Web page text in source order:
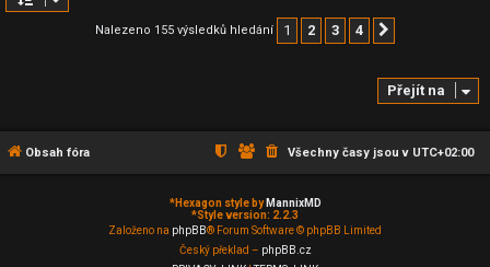
Nalezeno 155 výsledků hledání 1 2 3 4
Přejít na
Obsah fóra Všechny časy jsou v UTC+02:00
*Hexagon style by MannixMD
*Style version: 2.2.3
Založeno na phpBB® Forum Software © phpBB Limited
Český překlad – phpBB.cz